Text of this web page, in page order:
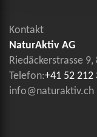
Kontakt
NaturAktiv AG
Riedäckerstrasse
Telefon:+41 52 212
info@naturaktiv.ch